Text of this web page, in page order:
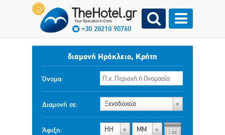
+30 28210 90760
διαμονή Ηράκλειο, Κρήτη
Όνομα:
Διαμονή σε: Ξενοδοχείο
Άφιξη: ΗΗ ΜΜ